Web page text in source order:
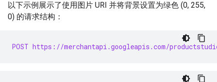
以下示例展示了使用图片 URI 并将背景设置为绿色 (0, 255,
0) 的请求结构：
POST https://merchantapi.googleapis.com/